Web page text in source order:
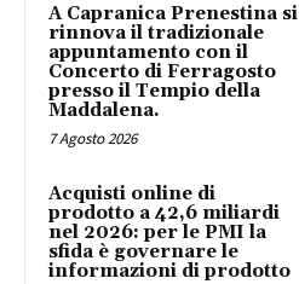
A Capranica Prenestina si
rinnova il tradizionale
appuntamento con il
Concerto di Ferragosto
presso il Tempio della
Maddalena.
7 Agosto 2026
Acquisti online di
prodotto a 42,6 miliardi
nel 2026: per le PMI la
sfida è governare le
informazioni di prodotto